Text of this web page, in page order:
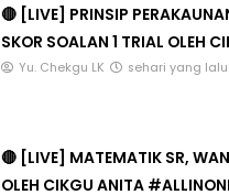
🔴 [LIVE] PRINSIP
SKOR SOALAN 1 TRIAL OLEH
Yu. Chekgu LK sehari yang lalu
🔴 [LIVE] MATEMATIK SR,
OLEH CIKGU ANITA